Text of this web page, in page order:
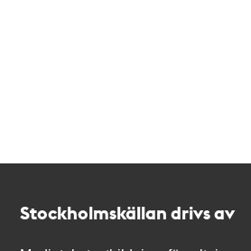
Stockholmskällan drivs av